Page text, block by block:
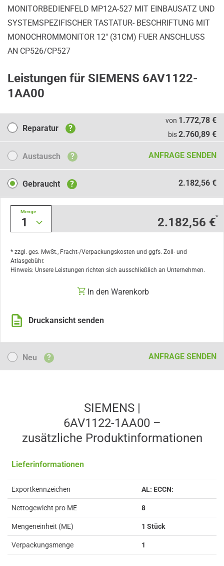
MONITORBEDIENFELD MP12A-527 MIT EINBAUSATZ UND
SYSTEMSPEZIFISCHER TASTATUR- BESCHRIFTUNG MIT
MONOCHROMMONITOR 12" (31CM) FUER ANSCHLUSS
AN CP526/CP527
Leistungen für SIEMENS 6AV1122-
1AA00
Reparatur
Reparatur ?
von 1.772,78 €
bis2.760,89 €
Austausch
Austausch ? ANFRAGE SENDEN
Gebraucht
Gebraucht ? 2.182,56 €
1
Menge
2.182,56 €*
* zzgl. ges. MwSt., Fracht-/Verpackungskosten und ggfs. Zoll- und
Atlasgebühr.
Hinweis: Unsere Leistungen richten sich ausschließlich an Unternehmen.
In den Warenkorb
Druckansicht senden
NeuNeu ? ANFRAGE SENDEN
SIEMENS |
6AV1122-1AA00 –
zusätzliche Produkt­informationen
Lieferinformationen
Exportkennzeichen AL: ECCN:
Nettogewicht pro ME 8
Mengeneinheit (ME) 1 Stück
Verpackungsmenge 1